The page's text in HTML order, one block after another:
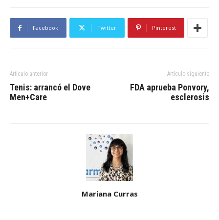
Facebook Twitter Pinterest
Artículo anterior
Tenis: arrancó el Dove
Men+Care
Artículo siguiente
FDA aprueba Ponvory,
esclerosis
Mariana Curras